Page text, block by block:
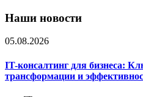
Наши новости
05.08.2026
IT-консалтинг для бизнеса:
трансформации и